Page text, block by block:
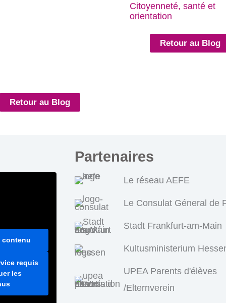
Citoyenneté, santé et
orientation
Retour au Blog
Retour au Blog
contenu
requis
les
Partenaires
Le réseau AEFE
Le Consulat Géneral de
Stadt Frankfurt-am-Main
Kultusministerium
UPEA Parents d'élèves
/Elternverein